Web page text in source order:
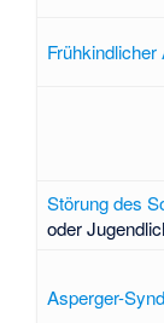
Störung des
oder
Asperger-